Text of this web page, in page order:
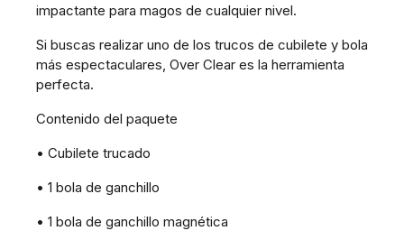
impactante para magos de cualquier nivel.
Si buscas realizar uno de los trucos de cubilete y bola
más espectaculares, Over Clear es la herramienta
perfecta.
Contenido del paquete
• Cubilete trucado
• 1 bola de ganchillo
• 1 bola de ganchillo magnética